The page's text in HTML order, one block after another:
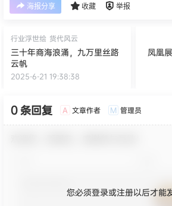
海报分享 收藏 举报
行业浮世绘 货代风云
三十年商海浪涌，九万里丝路
云帆
2025-6-21 19:38:38
凤凰
0 条回复 A 文章作者 M 管理员
您必须登录或注册以后才能